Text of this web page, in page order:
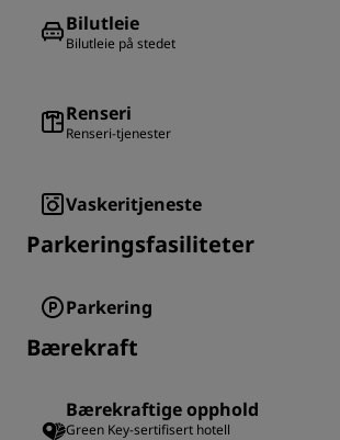
Bilutleie
Bilutleie på stedet
Renseri
Renseri-tjenester
Vaskeritjeneste
Parkeringsfasiliteter
Parkering
Bærekraft
Bærekraftige opphold
Green Key-sertifisert hotell